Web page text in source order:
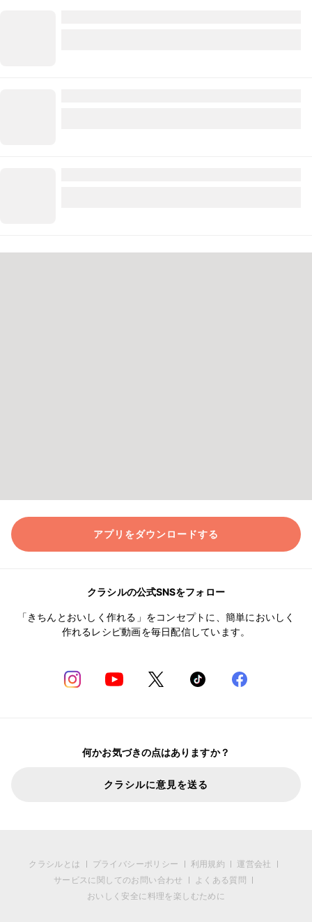
アプリをダウンロードする
クラシルの公式SNSをフォロー
「きちんとおいしく作れる」をコンセプトに、簡単においしく
作れるレシピ動画を毎日配信しています。
何かお気づきの点はありますか？
クラシルに意見を送る
クラシルとは プライバシーポリシー 利用規約
運営会社
サービスに関してのお問い合わせ
よくある質問
おいしく安全に料理を楽しむために